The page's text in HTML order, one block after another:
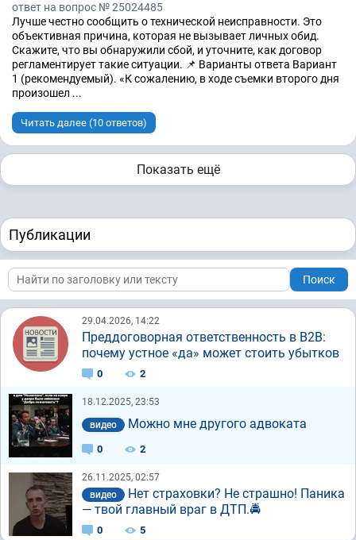
ответ на вопрос № 25024485
Лучше честно сообщить о технической неисправности. Это
объективная причина, которая не вызывает личных обид.
Скажите, что вы обнаружили сбой, и уточните, как договор
регламентирует такие ситуации. 📌 Варианты ответа Вариант
1 (рекомендуемый). «К сожалению, в ходе съемки второго дня
произошел ...
Читать далее (10 ответов)
Показать ещё
Публикации
Поиск
29.04.2026, 14:22
Преддоговорная ответственность в B2B:
почему устное «да» может стоить убытков
0 2
18.12.2025, 23:53
видео Можно мне другого адвоката
0 2
26.11.2025, 02:57
видео
Нет страховки? Не страшно! Паника
— твой главный враг в ДТП.🚔
0 5